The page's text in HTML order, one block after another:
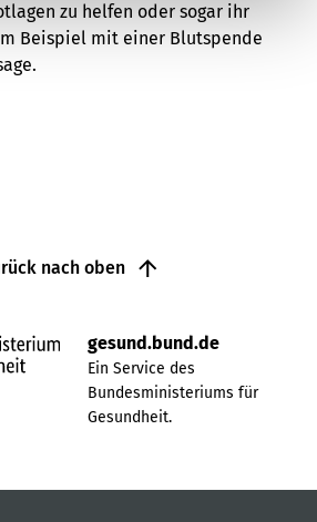
zu helfen oder sogar ihr
Beispiel mit einer Blutspende
nach oben
gesund.bund.de
Ein Service des
Bundesministeriums für
Gesundheit.